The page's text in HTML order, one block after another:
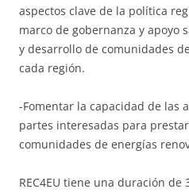
aspectos clave de la política
marco de gobernanza y apoyo
y desarrollo de comunidades
cada región.
-Fomentar la capacidad de las
partes interesadas para
comunidades de energías
REC4EU tiene una duración de